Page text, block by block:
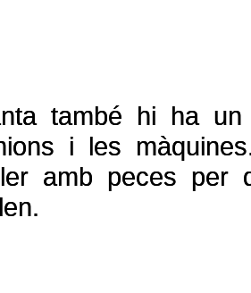
també hi ha
i les
amb peces per